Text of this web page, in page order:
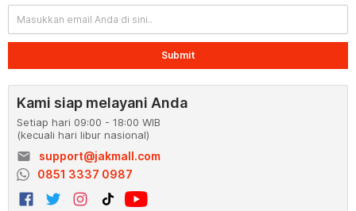
Submit
Kami siap melayani Anda
Setiap hari 09:00 - 18:00 WIB
(kecuali hari libur nasional)
email
support@jakmall.com
0851 3337 0987